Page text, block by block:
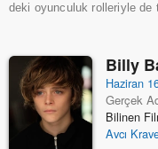
deki oyunculuk rolleriyle de
Billy
Haziran
Gerçek
Bilinen
Avcı